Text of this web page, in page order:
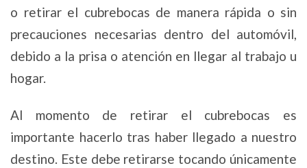
o retirar el cubrebocas de manera rápida o sin
precauciones necesarias dentro del automóvil,
debido a la prisa o atención en llegar al trabajo u
hogar.
Al momento de retirar el cubrebocas es
importante hacerlo tras haber llegado a nuestro
destino. Este debe retirarse tocando únicamente